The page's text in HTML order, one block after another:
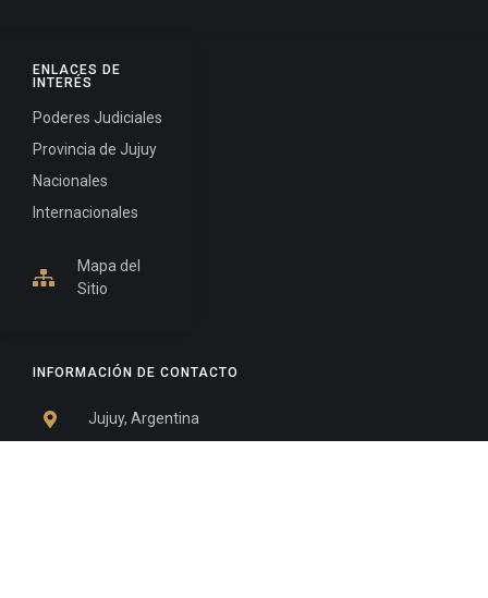
INFORMACIÓN DE CONTACTO
Jujuy, Argentina
ENLACES DE
INTERÉS
Poderes Judiciales
Provincia de Jujuy
Nacionales
Internacionales
Mapa del
Sitio